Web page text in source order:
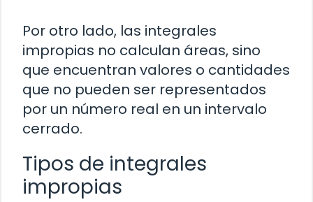
Por otro lado, las integrales
impropias no calculan áreas, sino
que encuentran valores o cantidades
que no pueden ser representados
por un número real en un intervalo
cerrado.
Tipos de integrales
impropias